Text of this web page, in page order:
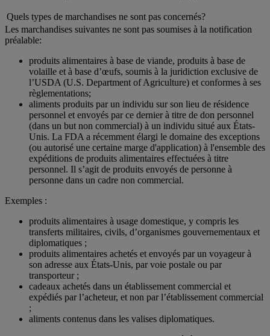
Quels types de marchandises ne sont pas concernés?
Les marchandises suivantes ne sont pas soumises à la notification
préalable:
produits alimentaires à base de viande, produits à base de
volaille et à base d’œufs, soumis à la juridiction exclusive de
l’USDA (U.S. Department of Agriculture) et conformes à ses
règlementations;
aliments produits par un individu sur son lieu de résidence
personnel et envoyés par ce dernier à titre de don personnel
(dans un but non commercial) à un individu situé aux États-
Unis. La FDA a récemment élargi le domaine des exceptions
(ou autorisé une certaine marge d'application) à l'ensemble des
expéditions de produits alimentaires effectuées à titre
personnel. Il s’agit de produits envoyés de personne à
personne dans un cadre non commercial.
Exemples :
produits alimentaires à usage domestique, y compris les
transferts militaires, civils, d’organismes gouvernementaux et
diplomatiques ;
produits alimentaires achetés et envoyés par un voyageur à
son adresse aux États-Unis, par voie postale ou par
transporteur ;
cadeaux achetés dans un établissement commercial et
expédiés par l’acheteur, et non par l’établissement commercial
;
aliments contenus dans les valises diplomatiques.